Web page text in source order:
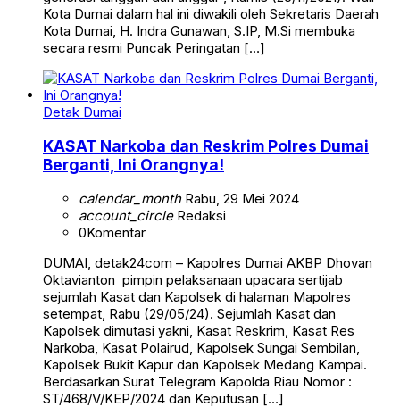
Kota Dumai dalam hal ini diwakili oleh Sekretaris Daerah
Kota Dumai, H. Indra Gunawan, S.IP, M.Si membuka
secara resmi Puncak Peringatan […]
Detak Dumai
KASAT Narkoba dan Reskrim Polres Dumai
Berganti, Ini Orangnya!
calendar_monthRabu, 29 Mei 2024
account_circleRedaksi
0Komentar
DUMAI, detak24com – Kapolres Dumai AKBP Dhovan
Oktavianton pimpin pelaksanaan upacara sertijab
sejumlah Kasat dan Kapolsek di halaman Mapolres
setempat, Rabu (29/05/24). Sejumlah Kasat dan
Kapolsek dimutasi yakni, Kasat Reskrim, Kasat Res
Narkoba, Kasat Polairud, Kapolsek Sungai Sembilan,
Kapolsek Bukit Kapur dan Kapolsek Medang Kampai.
Berdasarkan Surat Telegram Kapolda Riau Nomor :
ST/468/V/KEP/2024 dan Keputusan […]